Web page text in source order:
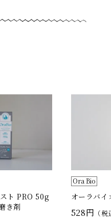
ト PRO 50g
き剤
Ora Bio
オーラバ
528円 （税